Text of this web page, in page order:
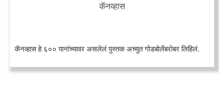
कॅनव्हास
कॅनव्हास हे ६०० पानांच्यावर असलेलं पुस्तक अच्युत गोडबोलेंबरोबर लिहिलं.